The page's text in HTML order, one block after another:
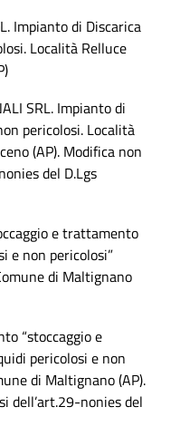
Impianto di Discarica
Località Relluce
SRL. Impianto di
pericolosi. Località
(AP). Modifica non
del D.Lgs
e trattamento
e non pericolosi”
di Maltignano
“stoccaggio e
pericolosi e non
di Maltignano (AP).
dell’art.29-nonies del